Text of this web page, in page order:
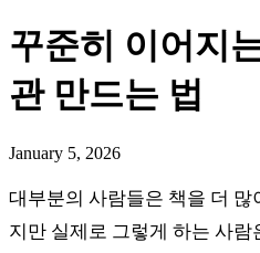
꾸준히 이어지
관 만드는 법
January 5, 2026
대부분의 사람들은 책을 더
지만 실제로 그렇게 하는 사람